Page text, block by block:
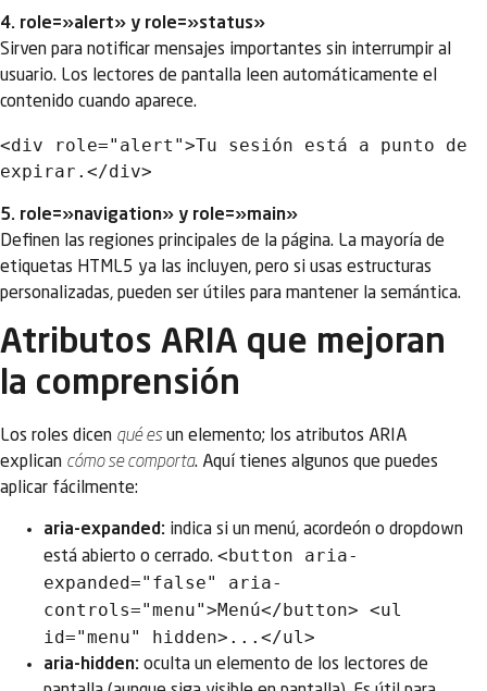
4. role=»alert» y role=»status»
Sirven para notificar mensajes importantes sin interrumpir al
usuario. Los lectores de pantalla leen automáticamente el
contenido cuando aparece.
<div role="alert">Tu sesión está a punto de
5. role=»navigation» y role=»main»
Definen las regiones principales de la página. La mayoría de
etiquetas HTML5 ya las incluyen, pero si usas estructuras
personalizadas, pueden ser útiles para mantener la semántica.
Atributos ARIA que mejoran
la comprensión
Los roles dicen qué esun elemento; los atributos ARIA
explican cómo se comporta. Aquí tienes algunos que puedes
aplicar fácilmente:
aria-expanded: indica si un menú, acordeón o dropdown
está abierto o cerrado. <button aria-
expanded="false" aria-
controls="menu">Menú</button> <ul
id="menu" hidden>...</ul>
aria-hidden: oculta un elemento de los lectores de